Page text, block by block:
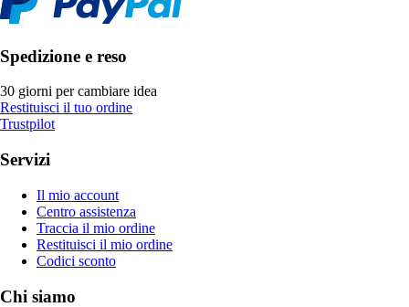
Spedizione e reso
30 giorni per cambiare idea
Restituisci il tuo ordine
Trustpilot
Servizi
Il mio account
Centro assistenza
Traccia il mio ordine
Restituisci il mio ordine
Codici sconto
Chi siamo